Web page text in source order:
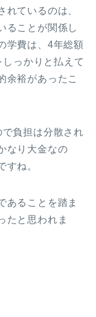
れているのは、
ることが関係し
学費は、4年総額
っかりと払えて
余裕があったこ
負担は分散され
なり大金なの
すね。
あることを踏ま
たと思われま